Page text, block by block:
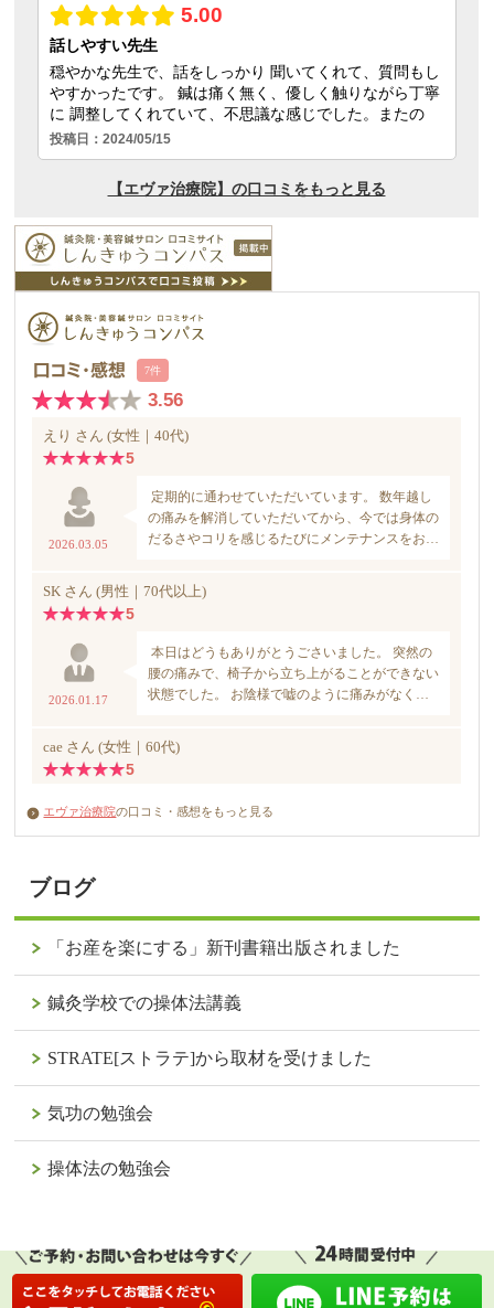
エヴァ治療院の口コミ・感想をもっと見る
ブログ
「お産を楽にする」新刊書籍出版されました
鍼灸学校での操体法講義
STRATE[ストラテ]から取材を受けました
気功の勉強会
操体法の勉強会